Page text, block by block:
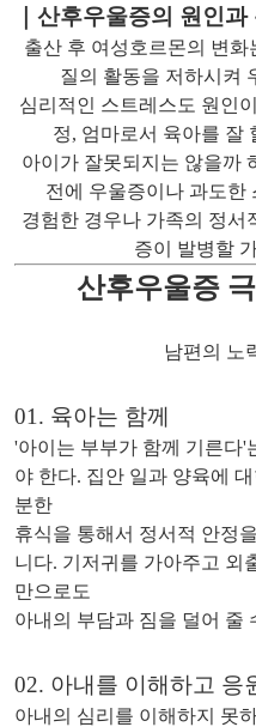
｜산후우울증의 원인과
출산 후 여성호르몬의 변
질의 활동을 저하시켜
심리적인 스트레스도 원인
정, 엄마로서 육아를 잘
아이가 잘못되지는 않을까
전에 우울증이나 과도한
경험한 경우나 가족의 정서
증이 발병할
산후우울증
남편의 노
01. 육아는 함께
'아이는 부부가 함께 기른다'
야 한다. 집안 일과 양육에
분한
휴식을 통해서 정서적 안정
니다. 기저귀를 가아주고 외
만으로도
아내의 부담과 짐을 덜어 줄
02. 아내를 이해하고 응
아내의 심리를 이해하지 못